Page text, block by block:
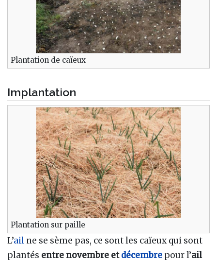
Plantation de caïeux
Implantation
Plantation sur paille
L’ail ne se sème pas, ce sont les caïeux qui sont
plantés entre novembre etdécembre pour l’ail